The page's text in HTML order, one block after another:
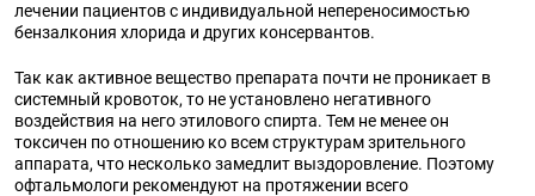
лечении пациентов с индивидуальной непереносимостью
бензалкония хлорида и других консервантов.
Так как активное вещество препарата почти не проникает в
системный кровоток, то не установлено негативного
воздействия на него этилового спирта. Тем не менее он
токсичен по отношению ко всем структурам зрительного
аппарата, что несколько замедлит выздоровление. Поэтому
офтальмологи рекомендуют на протяжении всего